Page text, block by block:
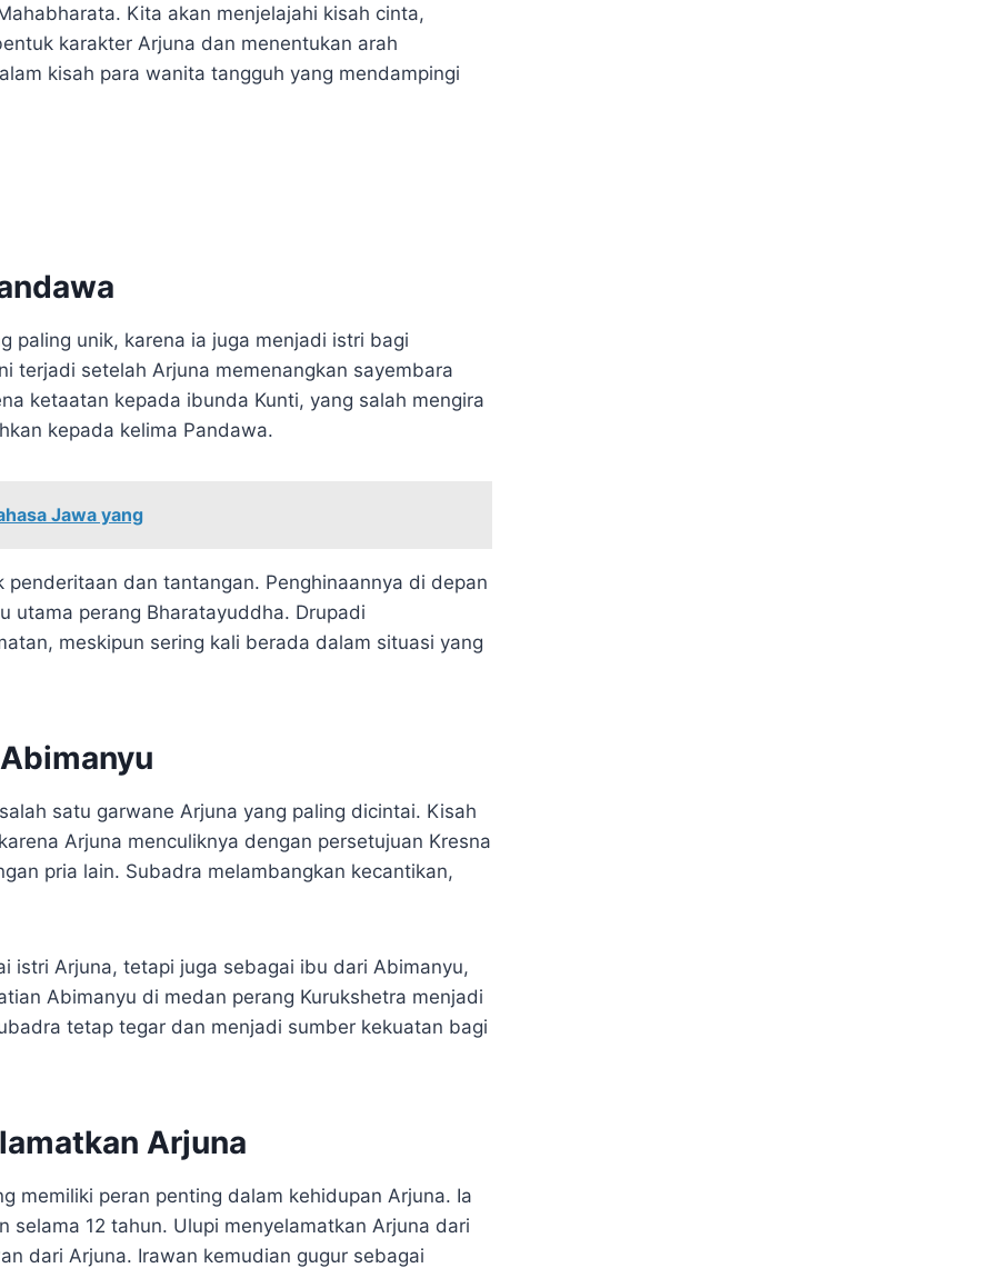
Kita akan menjelajahi kisah cinta,
karakter Arjuna dan menentukan arah
kisah para wanita tangguh yang mendampingi
paling unik, karena ia juga menjadi istri bagi
terjadi setelah Arjuna memenangkan sayembara
ketaatan kepada ibunda Kunti, yang salah mengira
kepada kelima Pandawa.
Jawa yang
dan tantangan. Penghinaannya di depan
utama perang Bharatayuddha. Drupadi
meskipun sering kali berada dalam situasi yang
satu garwane Arjuna yang paling dicintai. Kisah
Arjuna menculiknya dengan persetujuan Kresna
pria lain. Subadra melambangkan kecantikan,
istri Arjuna, tetapi juga sebagai ibu dari Abimanyu,
Abimanyu di medan perang Kurukshetra menjadi
tetap tegar dan menjadi sumber kekuatan bagi
Arjuna
memiliki peran penting dalam kehidupan Arjuna. Ia
12 tahun. Ulupi menyelamatkan Arjuna dari
dari Arjuna. Irawan kemudian gugur sebagai